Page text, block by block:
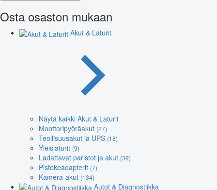
Osta osaston mukaan
Akut & Laturit
Näytä kaikki Akut & Laturit
Moottoripyöräakut (27)
Teollisuusakut ja UPS (18)
Yleislaturit (9)
Ladattavat paristot ja akut (39)
Pistokeadapterit (7)
Kamera-akut (134)
Autot & Diagnostiikka